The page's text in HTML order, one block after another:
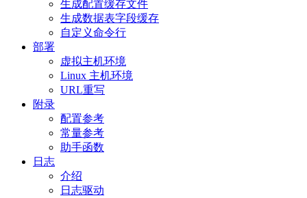
生成配置缓存文件
生成数据表字段缓存
自定义命令行
部署
虚拟主机环境
Linux 主机环境
URL重写
附录
配置参考
常量参考
助手函数
日志
介绍
日志驱动